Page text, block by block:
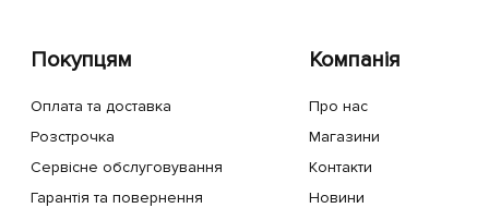
Покупцям
Оплата та доставка
Розстрочка
Сервісне обслуговування
Гарантія та повернення
Компанія
Про нас
Магазини
Контакти
Новини